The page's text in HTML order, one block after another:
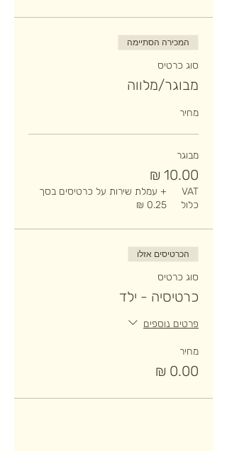
המכירה הסתיימה
סוג כרטיס
מבוגר/מלווה
מחיר
מבוגר
VAT
כלול
+ עמלת שירות על כרטיסים בסך
‏0.25 ‏₪
הכרטיסים אזלו
סוג כרטיס
כרטיסיה - ילד
פרטים נוספים
מחיר